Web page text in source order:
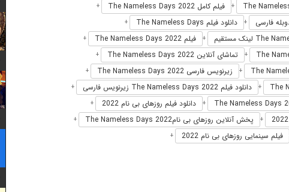
+ فیلم کامل The Nameless Days 2022 +
+ دانلود فیلم The Nameless Days +
+ فیلم The Nameless Days 2022 +
+ تماشای آنلاین The Nameless Days 2022 +
+ زیرنویس فارسی The Nameless Days 2022 +
+ دانلود فیلم The Nameless Days 2022 زیرنویس فارسی +
+ دانلود فیلم روزهای بی نام 2022 +
+ پخش آنلاین روزهای بی نامThe Nameless Days 2022 +
فیلم سینمایی روزهای بی نام 2022 +